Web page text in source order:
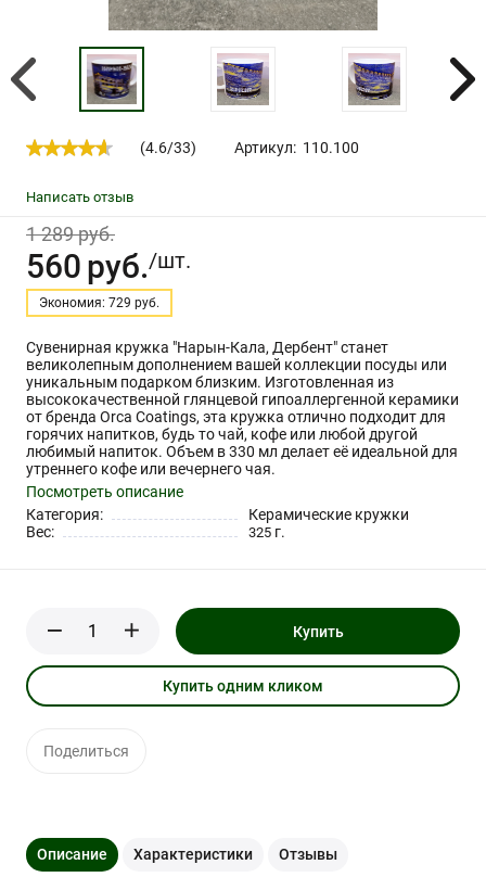
(4.6/33)
Написать отзыв
Артикул: 110.100
1 289 руб.
560 руб./шт.
Экономия: 729 руб.
Сувенирная кружка "Нарын-Кала, Дербент" станет
великолепным дополнением вашей коллекции посуды или
уникальным подарком близким. Изготовленная из
высококачественной глянцевой гипоаллергенной керамики
от бренда Orca Coatings, эта кружка отлично подходит для
горячих напитков, будь то чай, кофе или любой другой
любимый напиток. Объем в 330 мл делает её идеальной для
утреннего кофе или вечернего чая.
Посмотреть описание
Категория:
Керамические кружки
Вес:
325 г.
Купить
Купить одним кликом
Поделиться
Описание Характеристики Отзывы